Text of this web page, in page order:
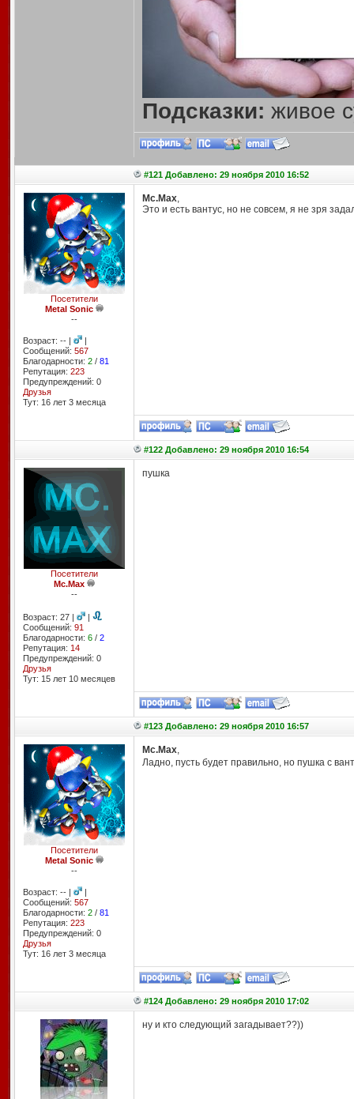
Подсказки: живое
#121 Добавлено: 29 ноября 2010 16:52
Посетители
Metal Sonic
--
Возраст: -- |
|
Сообщений: 567
Благодарности: 2/ 81
Репутация: 223
Предупреждений: 0
Друзья
Тут: 16 лет 3 месяцa
Mc.Max,
Это и есть вантус, но не совсем, я не зря
#122 Добавлено: 29 ноября 2010 16:54
Посетители
Mc.Max
--
Возраст: 27 |
|
Сообщений: 91
Благодарности: 6/ 2
Репутация: 14
Предупреждений: 0
Друзья
Тут: 15 лет 10 месяцев
пушка
#123 Добавлено: 29 ноября 2010 16:57
Посетители
Metal Sonic
--
Возраст: -- |
|
Сообщений: 567
Благодарности: 2/ 81
Репутация: 223
Предупреждений: 0
Друзья
Тут: 16 лет 3 месяцa
Mc.Max,
Ладно, пусть будет правильно, но пушка с
#124 Добавлено: 29 ноября 2010 17:02
ну и кто следующий загадывает??))